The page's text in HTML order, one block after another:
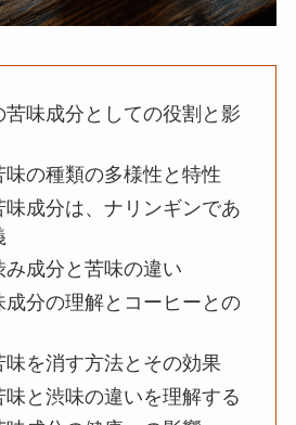
苦味成分としての役割と影
味の種類の多様性と特性
味成分は、ナリンギンであ
み成分と苦味の違い
成分の理解とコーヒーとの
味を消す方法とその効果
味と渋味の違いを理解する